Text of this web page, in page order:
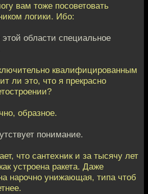
вам тоже посоветовать
логики. Ибо:
области специальное
квалифицированным
ли это, что я прекрасно
образное.
понимание.
что сантехник и за тысячу лет
устроена ракета. Даже
нарочно унижающая, типа чтоб